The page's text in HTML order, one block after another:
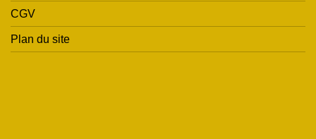
CGV
Plan du site